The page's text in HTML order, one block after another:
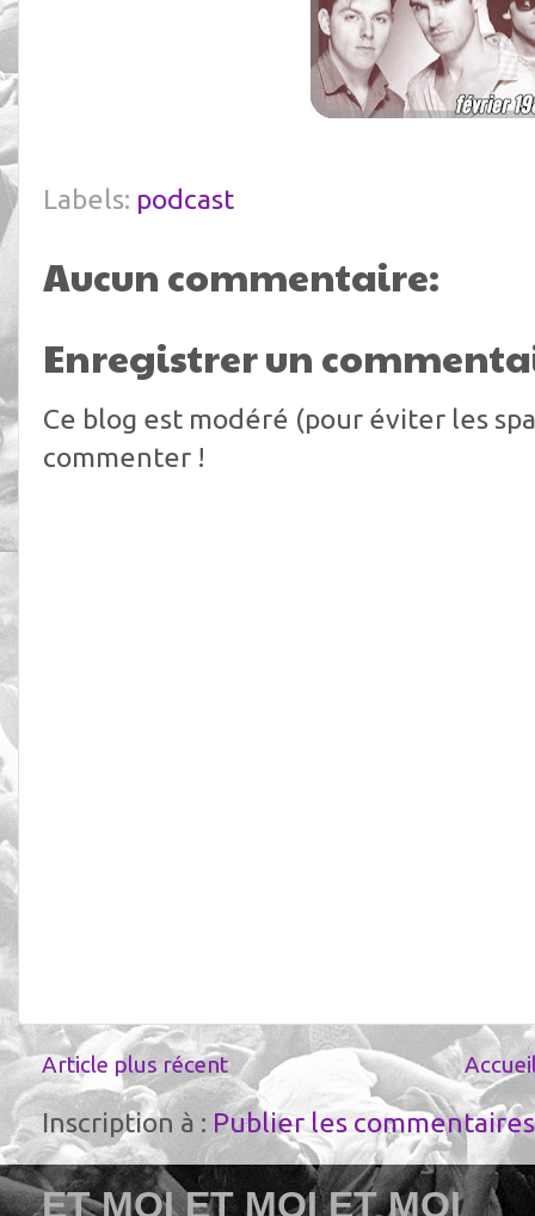
Labels: podcast
Aucun commentaire:
Enregistrer un
Ce blog est modéré (pour éviter les
commenter !
Article plus récent
Inscription à : Publier les
ET MOI ET MOI ET MOI